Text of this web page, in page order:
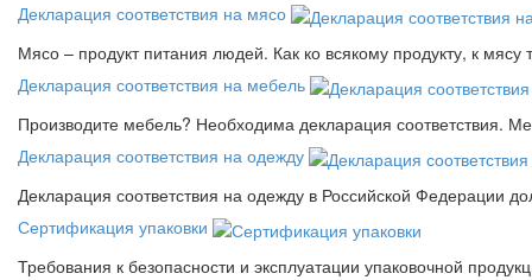
Декларация соответствия на мясо
Мясо – продукт питания людей. Как ко всякому продукту, к мясу
Декларация соответствия на мебель
Производите мебель? Необходима декларация соответствия.
Декларация соответствия на одежду
Декларация соответствия на одежду в Российской Федерации
Сертификация упаковки
Требования к безопасности и эксплуатации упаковочной